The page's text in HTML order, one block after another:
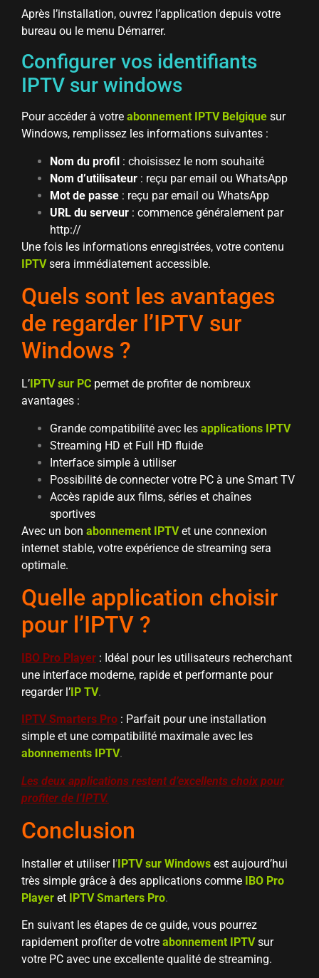
Après l’installation, ouvrez l’application depuis votre
bureau ou le menu Démarrer.
Configurer vos identifiants
IPTV sur windows
Pour accéder à votre abonnement IPTV Belgique sur
Windows, remplissez les informations suivantes :
Nom du profil : choisissez le nom souhaité
Nom d’utilisateur : reçu par email ou WhatsApp
Mot de passe : reçu par email ou WhatsApp
URL du serveur : commence généralement par
http://
Une fois les informations enregistrées, votre contenu
IPTVsera immédiatement accessible.
Quels sont les avantages
de regarder l’IPTV sur
Windows ?
L’IPTV sur PC permet de profiter de nombreux
avantages :
Grande compatibilité avec les applications IPTV
Streaming HD et Full HD fluide
Interface simple à utiliser
Possibilité de connecter votre PC à une Smart TV
Accès rapide aux films, séries et chaînes
sportives
Avec un bon abonnement IPTV et une connexion
internet stable, votre expérience de streaming sera
optimale.
Quelle application choisir
pour l’IPTV ?
IBO Pro Player : Idéal pour les utilisateurs recherchant
une interface moderne, rapide et performante pour
regarder l’IP TV.
IPTV Smarters Pro : Parfait pour une installation
simple et une compatibilité maximale avec les
abonnements IPTV.
Les deux applications restent d’excellents choix pour
profiter de l’IPTV.
Conclusion
Installer et utiliser l’IPTV sur Windows est aujourd’hui
très simple grâce à des applications comme IBO Pro
Player et IPTV Smarters Pro.
En suivant les étapes de ce guide, vous pourrez
rapidement profiter de votre abonnement IPTVsur
votre PC avec une excellente qualité de streaming.